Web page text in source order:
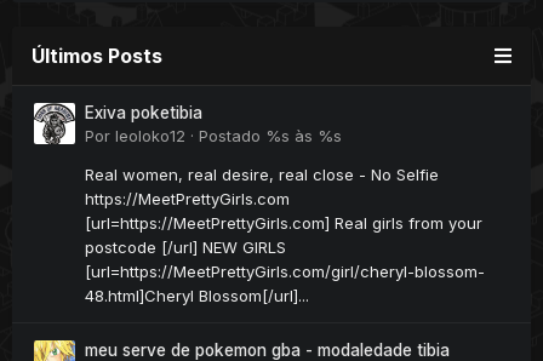
Últimos Posts
Exiva poketibia
Por leoloko12 · Postado %s às %s
Real women, real desire, real close - No Selfie
https://MeetPrettyGirls.com
[url=https://MeetPrettyGirls.com] Real girls from your
postcode [/url] NEW GIRLS
[url=https://MeetPrettyGirls.com/girl/cheryl-blossom-
48.html]Cheryl Blossom[/url]...
meu serve de pokemon gba - modaledade tibia